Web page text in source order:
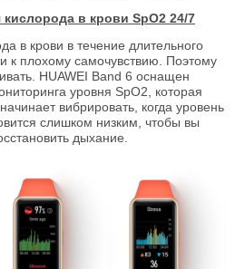
в крови SpO2 24/7
в крови в течение длительного
к плохому самочувствию. Поэтому
HUAWEI Band 6 оснащен
уровня SpO2, которая
вибрировать, когда уровень
слишком низким, чтобы вы
дыхание.